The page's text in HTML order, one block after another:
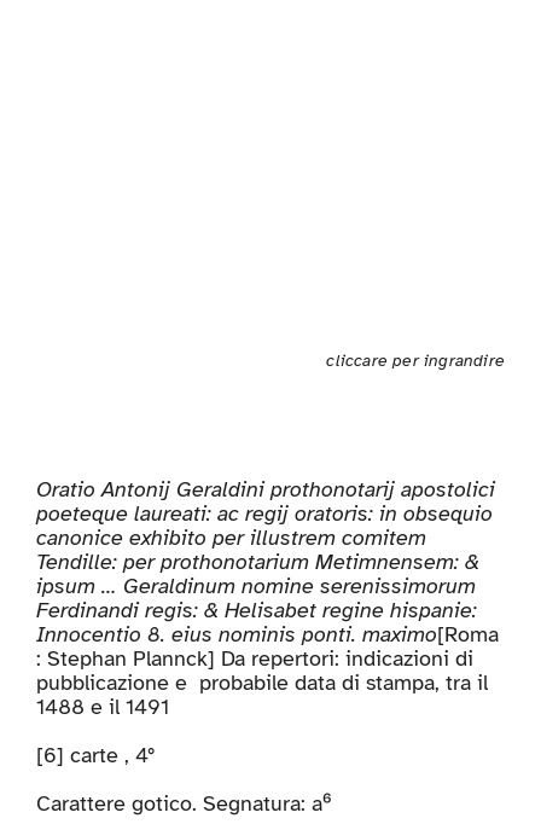
cliccare per ingrandire
Oratio Antonij Geraldini prothonotarij apostolici
poeteque laureati: ac regij oratoris: in obsequio
canonice exhibito per illustrem comitem
Tendille: per prothonotarium Metimnensem: &
ipsum … Geraldinum nomine serenissimorum
Ferdinandi regis: & Helisabet regine hispanie:
Innocentio 8. eius nominis ponti. maximo[Roma
: Stephan Plannck] Da repertori: indicazioni di
pubblicazione e probabile data di stampa, tra il
1488 e il 1491
[6] carte , 4°
Carattere gotico. Segnatura: a⁶